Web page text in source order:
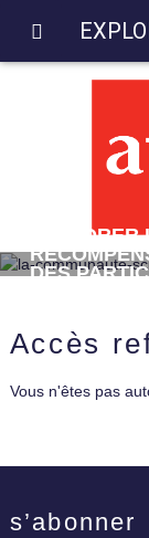
DES
Accès
Vous n'êtes pas
s’abonner